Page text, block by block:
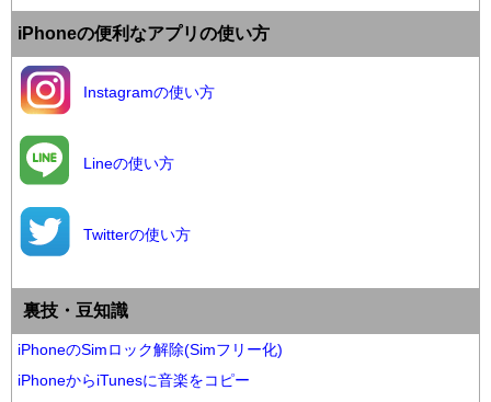
iPhoneの便利なアプリの使い方
Instagramの使い方
Lineの使い方
Twitterの使い方
裏技・豆知識
iPhoneのSimロック解除(Simフリー化)
iPhoneからiTunesに音楽をコピー